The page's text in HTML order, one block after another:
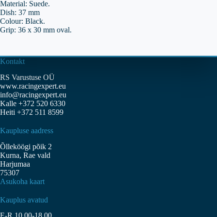
Material: Suede.
Dish: 37 mm
Colour: Black.
Grip: 36 x 30 mm oval.
Kontakt
RS Varustuse OÜ
www.racingexpert.eu
info@racingexpert.eu
Kalle +372 520 6330
Heiti +372 511 8599
Kaupluse aadress
Õlleköögi põik 2
Kurna, Rae vald
Harjumaa
75307
Asukoha kaart
Kauplus avatud